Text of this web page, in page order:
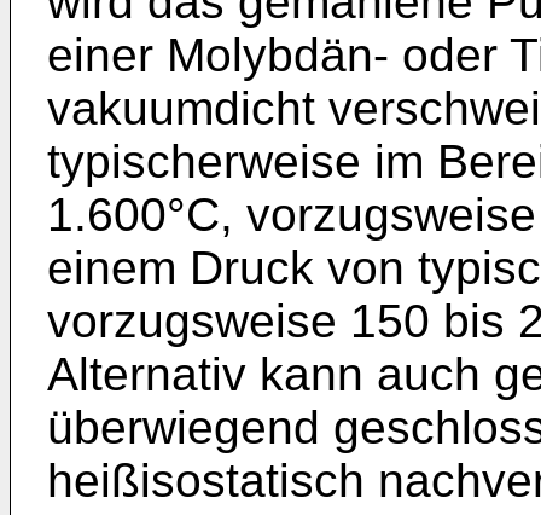
einer Molybdän- oder
vakuumdicht
typischerweise im
1.600°C,
einem Druck von
vorzugsweise 150 bis
Alternativ kann auch
überwiegend
heißisostatisch